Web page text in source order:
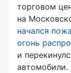
торговом
на
начался
огонь
и
автомобили.